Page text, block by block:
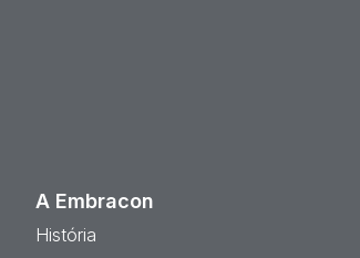
A Embracon
História